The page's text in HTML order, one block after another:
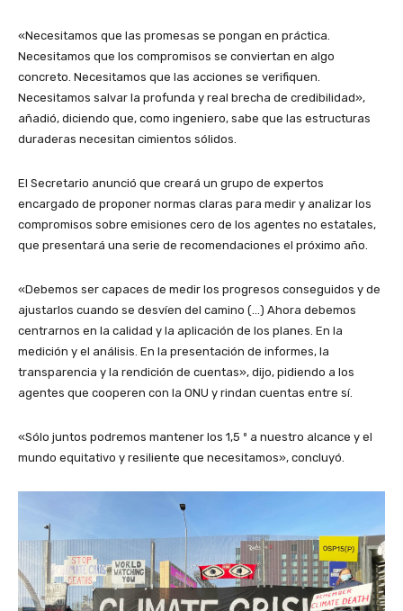
«Necesitamos que las promesas se pongan en práctica.
Necesitamos que los compromisos se conviertan en algo
concreto. Necesitamos que las acciones se verifiquen.
Necesitamos salvar la profunda y real brecha de credibilidad»,
añadió, diciendo que, como ingeniero, sabe que las estructuras
duraderas necesitan cimientos sólidos.
El Secretario anunció que creará un grupo de expertos
encargado de proponer normas claras para medir y analizar los
compromisos sobre emisiones cero de los agentes no estatales,
que presentará una serie de recomendaciones el próximo año.
«Debemos ser capaces de medir los progresos conseguidos y de
ajustarlos cuando se desvíen del camino (…) Ahora debemos
centrarnos en la calidad y la aplicación de los planes. En la
medición y el análisis. En la presentación de informes, la
transparencia y la rendición de cuentas», dijo, pidiendo a los
agentes que cooperen con la ONU y rindan cuentas entre sí.
«Sólo juntos podremos mantener los 1,5 º a nuestro alcance y el
mundo equitativo y resiliente que necesitamos», concluyó.